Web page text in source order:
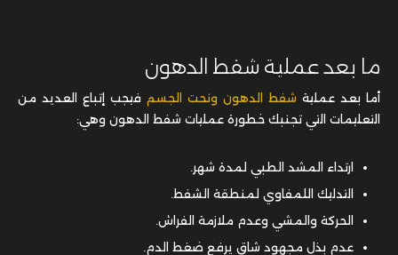
ما بعد عملية شفط الدهون
أما بعد عملية شفط الدهون ونحت الجسم فيجب إتباع العديد من
التعليمات التي تجنبك خطورة عمليات شفط الدهون وهي:
ارتداء المشد الطبي لمدة شهر.
التدليك اللمفاوي لمنطقة الشفط.
الحركة والمشي وعدم ملازمة الفراش.
عدم بذل مجهود شاق يرفع ضغط الدم.